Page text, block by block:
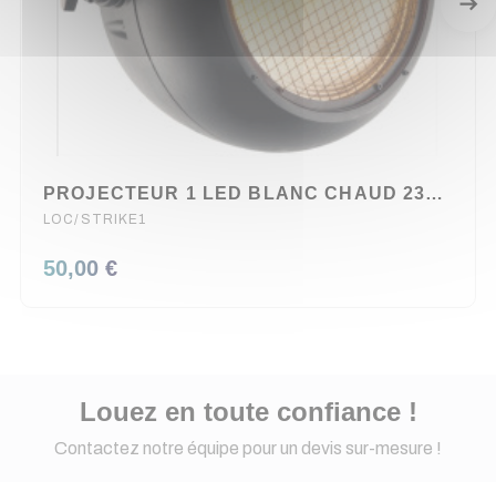
PROJECTEUR 1 LED BLANC CHAUD 230W CHAUVET IP65
LOC/STRIKE1
50,00 €
Louez en toute confiance !
Contactez notre équipe pour un devis sur-mesure !